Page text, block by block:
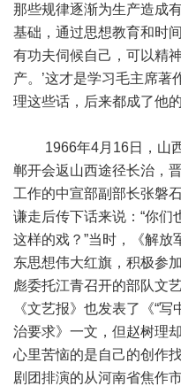
那些规律逐渐为生产造成
基础，通过思想教育和时
有功夫伺候自己，可以精
产。’这才是学习毛主席著
理这些话，后来都成了他的
1966年4月16日，山西
郸开会返山西途径长治，
工作的中宣部副部长张磐
谦走后传下话来说：“你
这样的戏？”当时，《解放
东思想伟大红旗，积极参
彪委托江青召开的部队文
《文艺报》也发表了《“
治要求》一文，但赵树理
心里苦恼的是自己的创作
剧团排演的从河南省焦作